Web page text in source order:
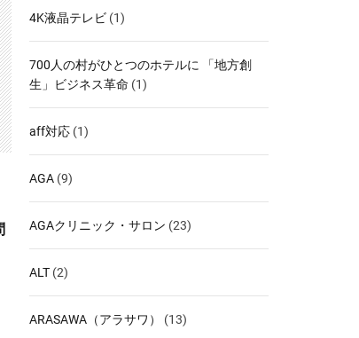
4K液晶テレビ (1)
700人の村がひとつのホテルに 「地方創
生」ビジネス革命 (1)
aff対応 (1)
AGA (9)
AGAクリニック・サロン (23)
ALT (2)
ARASAWA（アラサワ） (13)